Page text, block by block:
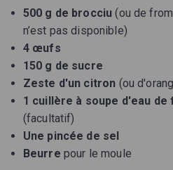
500 g de brocciu (ou de
n’est pas disponible)
4 œufs
150 g de sucre
Zeste d'un citron (ou
1 cuillère à soupe d'eau
(facultatif)
Une pincée de sel
Beurre pour le moule